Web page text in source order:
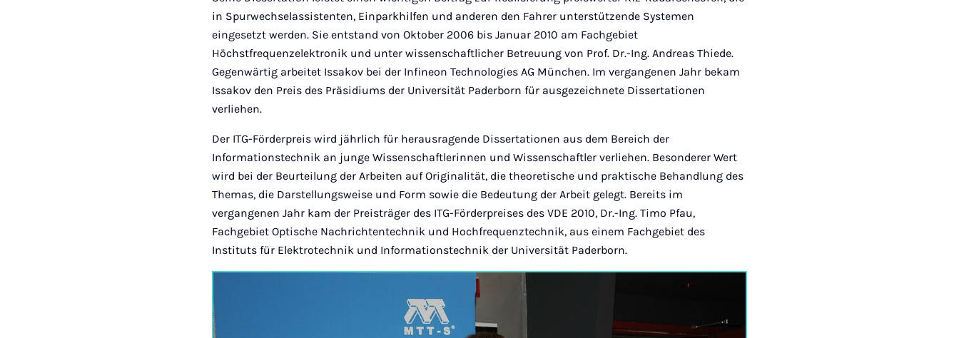
in Spurwechselassistenten, Einparkhilfen und anderen den Fahrer unterstützende Systemen
eingesetzt werden. Sie entstand von Oktober 2006 bis Januar 2010 am Fachgebiet
Höchstfrequenzelektronik und unter wissenschaftlicher Betreuung von Prof. Dr.-Ing. Andreas Thiede.
Gegenwärtig arbeitet Issakov bei der Infineon Technologies AG München. Im vergangenen Jahr bekam
Issakov den Preis des Präsidiums der Universität Paderborn für ausgezeichnete Dissertationen
verliehen.
Der ITG-Förderpreis wird jährlich für herausragende Dissertationen aus dem Bereich der
Informationstechnik an junge Wissenschaftlerinnen und Wissenschaftler verliehen. Besonderer Wert
wird bei der Beurteilung der Arbeiten auf Originalität, die theoretische und praktische Behandlung des
Themas, die Darstellungsweise und Form sowie die Bedeutung der Arbeit gelegt. Bereits im
vergangenen Jahr kam der Preisträger des ITG-Förderpreises des VDE 2010, Dr.-Ing. Timo Pfau,
Fachgebiet Optische Nachrichtentechnik und Hochfrequenztechnik, aus einem Fachgebiet des
Instituts für Elektrotechnik und Informationstechnik der Universität Paderborn.